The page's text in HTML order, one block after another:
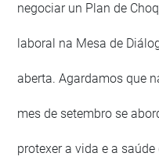
negociar un Plan de
laboral na Mesa de
aberta. Agardamos que
mes de setembro se
protexer a vida e a